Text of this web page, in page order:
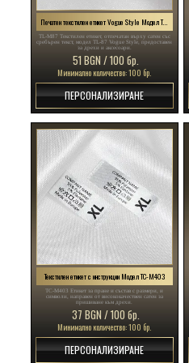
Печатен текстилен етикет Vogue Style Модел TL-M87
TL-M87 Текстилен етикет, отпечатан върху сатен със
сребърен текст, модел TL-87 Vogue Style, предоставен
за дрехи и аксесоари.
51 BGN / 100 бр.
Минимално количество: 100 бр.
ПЕРСОНАЛИЗИРАНЕ
Текстилен етикет с инструкции Модел TC-M403
TC-M403 Етикет за пране и състав с размери, и
символи, направен от висококачествен сатен за
пришиване към дрехи.
37 BGN / 100 бр.
Минимално количество: 100 бр.
ПЕРСОНАЛИЗИРАНЕ